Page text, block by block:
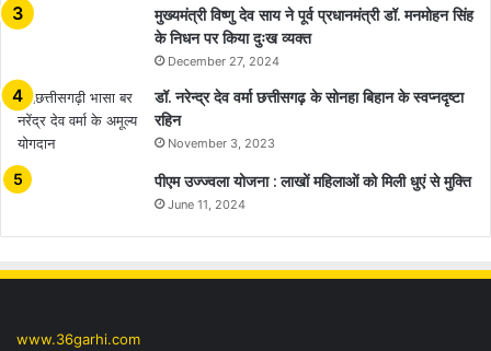
मुख्यमंत्री विष्णु देव साय ने पूर्व प्रधानमंत्री डॉ. मनमोहन सिंह
के निधन पर किया दुःख व्यक्त
December 27, 2024
डॉ. नरेन्द्र देव वर्मा छत्तीसगढ़ के सोनहा बिहान के स्वप्नदृष्टा
रहिन
November 3, 2023
पीएम उज्ज्वला योजना : लाखों महिलाओं को मिली धुएं से मुक्ति
June 11, 2024
www.36garhi.com